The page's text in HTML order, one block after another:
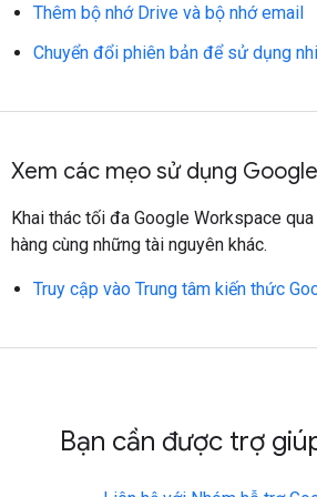
Thêm bộ nhớ Drive và bộ nhớ email
Chuyển đổi phiên bản để sử dụng
Xem các mẹo sử dụng
Khai thác tối đa Google Workspace
hàng cùng những tài nguyên khác.
Truy cập vào Trung tâm kiến thức
Bạn cần được trợ